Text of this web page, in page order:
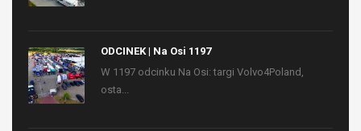
ODCINEK | Na Osi 1197
W 1197 odcinku Na Osi: targi Volvo4Poland,
osta...